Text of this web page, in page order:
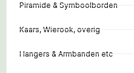
Piramide & Symboolborden
Kaars, Wierook, overig
Hangers & Armbanden etc